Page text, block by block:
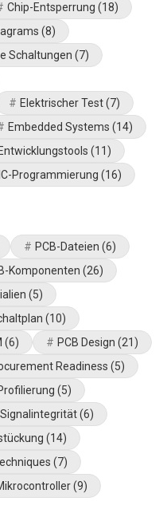
Chip-Entsperrung (18)
(8)
Schaltungen (7)
Elektrischer Test(7)
Embedded Systems (14)
Entwicklungstools (11)
IC-Programmierung (16)
PCB-Dateien (6)
Komponenten (26)
(5)
(10)
(6) PCB Design (21)
Readiness (5)
(5)
Signalintegrität(6)
(14)
(7)
(9)